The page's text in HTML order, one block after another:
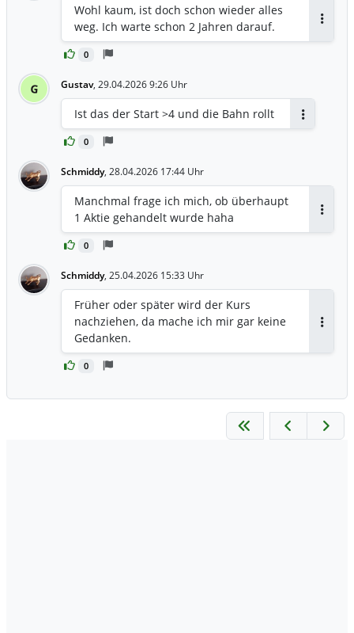
0
Wohl kaum, ist doch schon wieder alles
weg. Ich warte schon 2 Jahren darauf.
G Gustav, 29.04.2026 9:26 Uhr
0
Ist das der Start >4 und die Bahn rollt
Schmiddy, 28.04.2026 17:44 Uhr
0
Manchmal frage ich mich, ob überhaupt
1 Aktie gehandelt wurde haha
Schmiddy, 25.04.2026 15:33 Uhr
0
Früher oder später wird der Kurs
nachziehen, da mache ich mir gar keine
Gedanken.